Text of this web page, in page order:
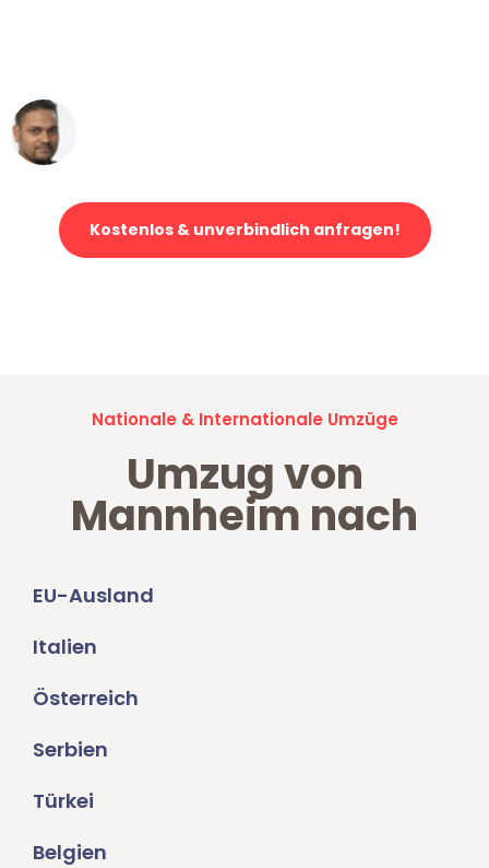
Kostenlos & unverbindlich anfragen!
Nationale & Internationale Umzüge
Umzug von
Mannheim nach
EU-Ausland
Italien
Österreich
Serbien
Türkei
Belgien